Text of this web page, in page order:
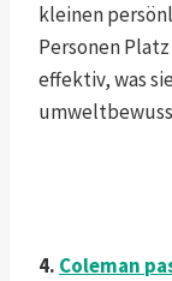
kleinen
Personen
effektiv, was
4. Coleman